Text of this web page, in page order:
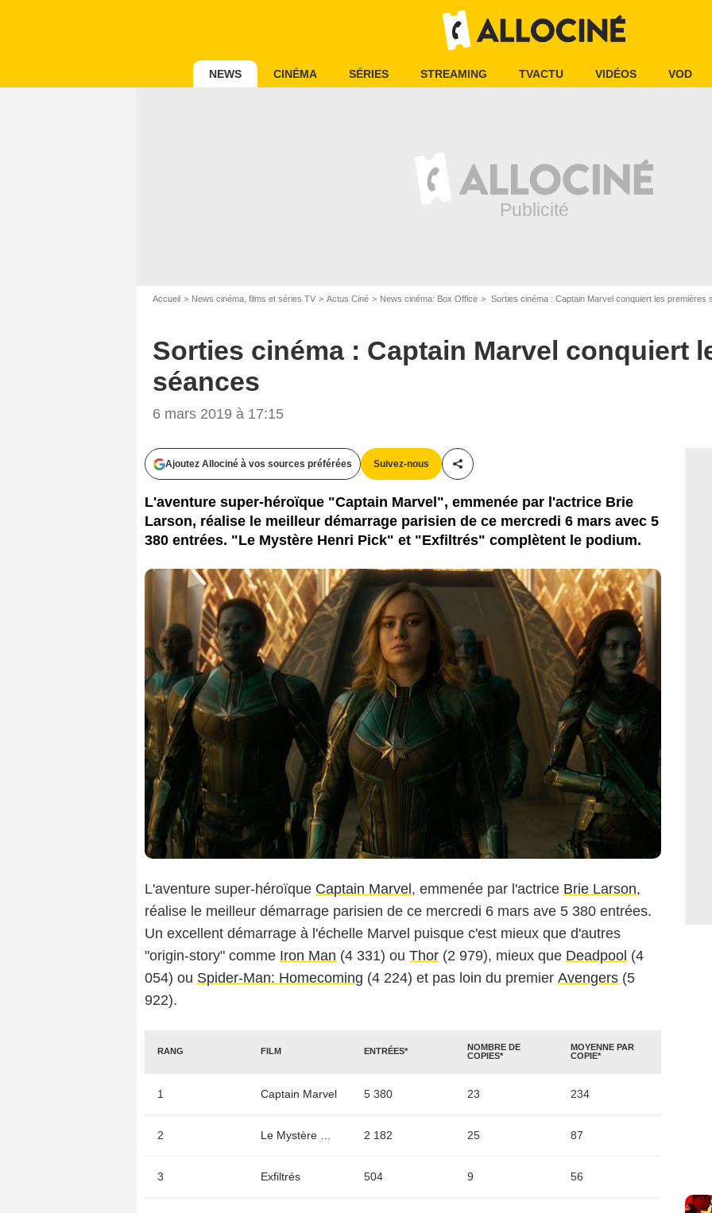
NEWS CINÉMA SÉRIES STREAMING TVACTU VIDÉOS VOD
Accueil News cinéma, films et séries TV Actus Ciné News cinéma: Box Office Sorties cinéma : Captain Marvel conquiert les premières
Sorties cinéma : Captain Marvel conquiert
séances
6 mars 2019 à 17:15
Ajoutez Allociné à vos sources préférées Suivez-nous
Partager cet article
L'aventure super-héroïque "Captain Marvel", emmenée par l'actrice Brie
Larson, réalise le meilleur démarrage parisien de ce mercredi 6 mars avec 5
380 entrées. "Le Mystère Henri Pick" et "Exfiltrés" complètent le podium.
L'aventure super-héroïque Captain Marvel , emmenée par l'actrice Brie Larson,
réalise le meilleur démarrage parisien de ce mercredi 6 mars ave 5 380 entrées.
Un excellent démarrage à l'échelle Marvel puisque c'est mieux que d'autres
"origin-story" comme Iron Man (4 331) ou Thor (2 979), mieux que Deadpool (4
054) ou Spider-Man: Homecoming (4 224) et pas loin du premier Avengers (5
922).
RANG FILM ENTRÉES*
NOMBRE DE
COPIES*
MOYENNE PAR
COPIE*
1 Captain Marvel 5 380 23 234
2 Le Mystère Henri Pick 2 182 25 87
3 Exfiltrés 504 9 56